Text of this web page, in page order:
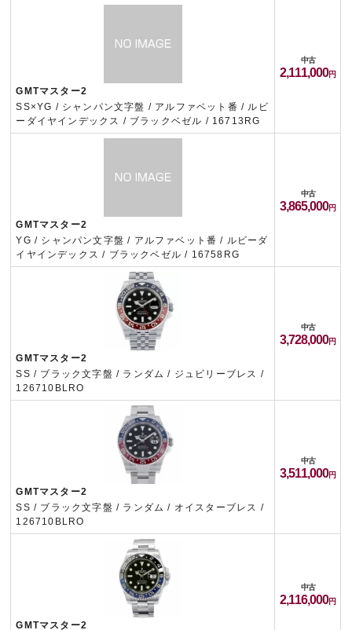
GMTマスター2
SS×YG / シャンパン文字盤 / アルファベット番 / ルビ
ーダイヤインデックス / ブラックベゼル / 16713RG
中古
2,111,000
GMTマスター2
YG / シャンパン文字盤 / アルファベット番 / ルビーダ
イヤインデックス / ブラックベゼル / 16758RG
中古
3,865,000
GMTマスター2
SS / ブラック文字盤 / ランダム / ジュビリーブレス /
126710BLRO
中古
3,728,000
GMTマスター2
SS / ブラック文字盤 / ランダム / オイスターブレス /
126710BLRO
中古
3,511,000
GMTマスター2
中古
2,116,000